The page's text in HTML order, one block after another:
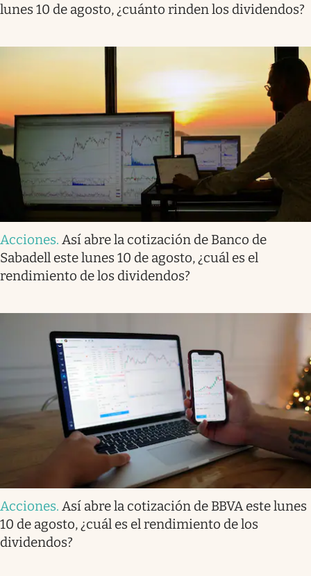
lunes 10 de agosto, ¿cuánto rinden los dividendos?
Acciones. Así abre la cotización de Banco de
Sabadell este lunes 10 de agosto, ¿cuál es el
rendimiento de los dividendos?
Acciones. Así abre la cotización de BBVA este lunes
10 de agosto, ¿cuál es el rendimiento de los
dividendos?